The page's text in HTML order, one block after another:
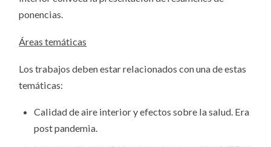
ponencias.
Áreas temáticas
Los trabajos deben estar relacionados con una de estas
temáticas:
Calidad de aire interior y efectos sobre la salud. Era
post pandemia.